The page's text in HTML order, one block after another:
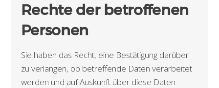
Rechte der betroffenen
Personen
Sie haben das Recht, eine Bestätigung darüber
zu verlangen, ob betreffende Daten verarbeitet
werden und auf Auskunft über diese Daten